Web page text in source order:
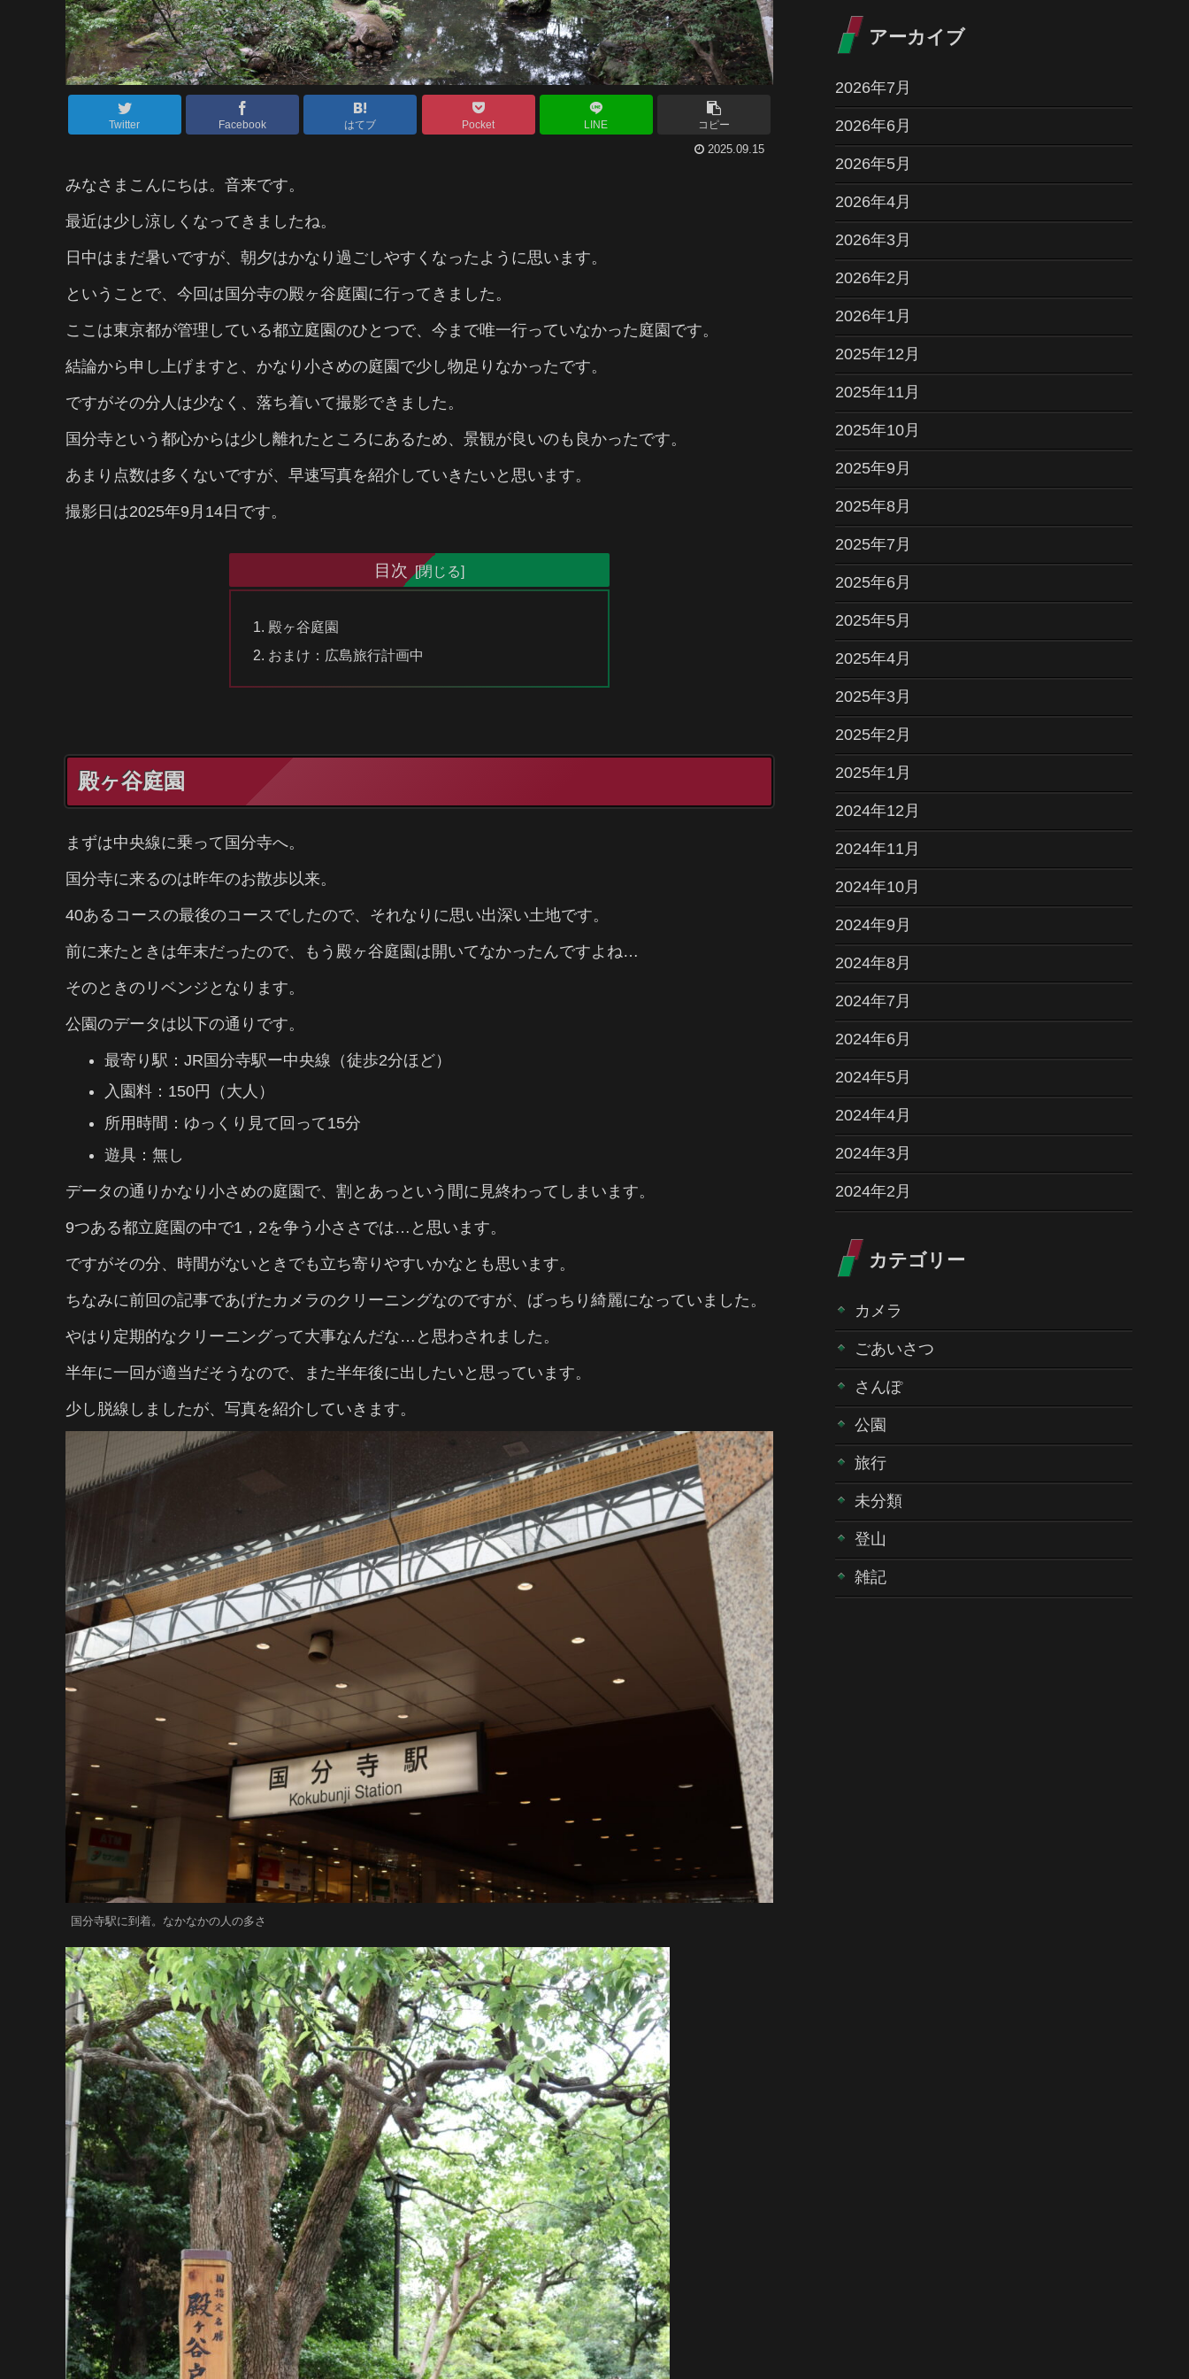
Twitter Facebook はてブ Pocket LINE コピー
2025.09.15
みなさまこんにちは。音来です。
最近は少し涼しくなってきましたね。
日中はまだ暑いですが、朝夕はかなり過ごしやすくなったように思います。
ということで、今回は国分寺の殿ヶ谷庭園に行ってきました。
ここは東京都が管理している都立庭園のひとつで、今まで唯一行っていなかった庭園です。
結論から申し上げますと、かなり小さめの庭園で少し物足りなかったです。
ですがその分人は少なく、落ち着いて撮影できました。
国分寺という都心からは少し離れたところにあるため、景観が良いのも良かったです。
あまり点数は多くないですが、早速写真を紹介していきたいと思います。
撮影日は2025年9月14日です。
目次
殿ヶ谷庭園
おまけ：広島旅行計画中
殿ヶ谷庭園
まずは中央線に乗って国分寺へ。
国分寺に来るのは昨年のお散歩以来。
40あるコースの最後のコースでしたので、それなりに思い出深い土地です。
前に来たときは年末だったので、もう殿ヶ谷庭園は開いてなかったんですよね…
そのときのリベンジとなります。
公園のデータは以下の通りです。
最寄り駅：JR国分寺駅ー中央線（徒歩2分ほど）
入園料：150円（大人）
所用時間：ゆっくり見て回って15分
遊具：無し
データの通りかなり小さめの庭園で、割とあっという間に見終わってしまいます。
9つある都立庭園の中で1，2を争う小ささでは…と思います。
ですがその分、時間がないときでも立ち寄りやすいかなとも思います。
ちなみに前回の記事であげたカメラのクリーニングなのですが、ばっちり綺麗になっていました。
やはり定期的なクリーニングって大事なんだな…と思わされました。
半年に一回が適当だそうなので、また半年後に出したいと思っています。
少し脱線しましたが、写真を紹介していきます。
国分寺駅に到着。なかなかの人の多さ
アーカイブ
2026年7月
2026年6月
2026年5月
2026年4月
2026年3月
2026年2月
2026年1月
2025年12月
2025年11月
2025年10月
2025年9月
2025年8月
2025年7月
2025年6月
2025年5月
2025年4月
2025年3月
2025年2月
2025年1月
2024年12月
2024年11月
2024年10月
2024年9月
2024年8月
2024年7月
2024年6月
2024年5月
2024年4月
2024年3月
2024年2月
カテゴリー
カメラ
ごあいさつ
さんぽ
公園
旅行
未分類
登山
雑記